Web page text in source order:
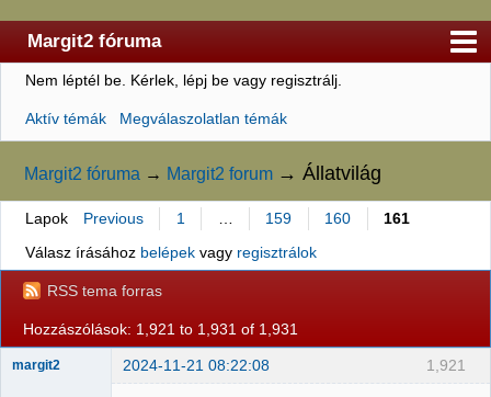
Margit2 fóruma
Kezdőlap
Felhasználólista
Szabályzat
Keresés
Regisztráció
Belépés
Nem léptél be. Kérlek, lépj be vagy regisztrálj.
Aktív témák Megválaszolatlan témák
Margit2 fóruma → Margit2 forum →Állatvilág
Lapok Previous 1 159 160
161
Válasz írásához belépekvagy regisztrálok
RSS tema forras
Hozzászólások: 1,921 to 1,931 of 1,931
1,921
margit2 2024-11-21 08:22:08